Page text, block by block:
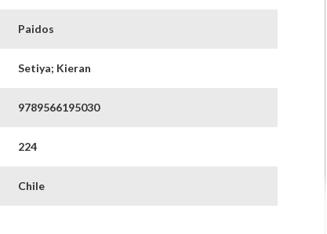
Paidos
Setiya; Kieran
9789566195030
224
Chile